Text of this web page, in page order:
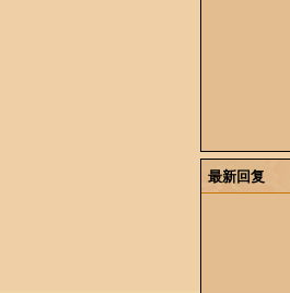
最新回复